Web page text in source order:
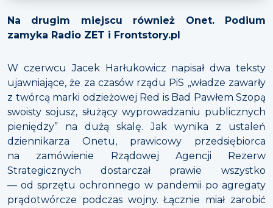
Na drugim miejscu również Onet. Podium
zamyka Radio ZET i Frontstory.pl
W czerwcu Jacek Harłukowicz napisał dwa teksty
ujawniające, że za czasów rządu PiS „władze zawarły
z twórcą marki odzieżowej Red is Bad Pawłem Szopą
swoisty sojusz, służący wyprowadzaniu publicznych
pieniędzy” na dużą skalę. Jak wynika z ustaleń
dziennikarza Onetu, prawicowy przedsiębiorca
na zamówienie Rządowej Agencji Rezerw
Strategicznych dostarczał prawie wszystko
— od sprzętu ochronnego w pandemii po agregaty
prądotwórcze podczas wojny. Łącznie miał zarobić